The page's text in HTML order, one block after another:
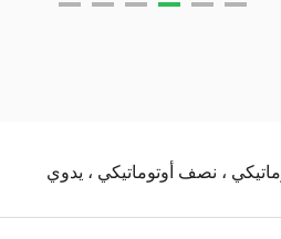
، نصف أوتوماتيكي ، يدوي